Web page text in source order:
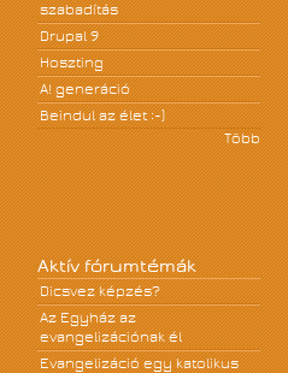
szabadítás
Drupal 9
Hoszting
A! generáció
Beindul az élet :-)
Több
Aktív fórumtémák
Dicsvez képzés?
Az Egyház az
evangelizációnak él
Evangelizáció egy katolikus